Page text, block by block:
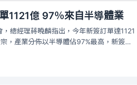
1121億 97％來自半導體業
總經理蔣曉麟指出，今年新簽訂單達1121
，產業分佈以半導體佔97%最高，新簽訂
較少。在建工程合約金額累計達1753億